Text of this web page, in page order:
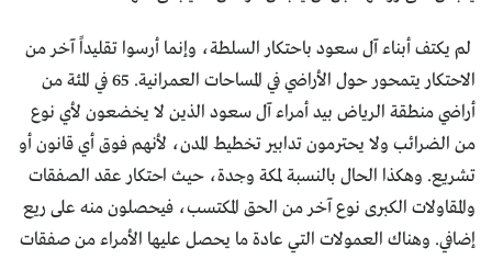
لم يكتف أبناء آل سعود باحتكار السلطة، وإنما أرسوا تقليداً آخر من
الاحتكار يتمحور حول الأراضي في المساحات العمرانية. 65 في المئة من
أراضي منطقة الرياض بيد أمراء آل سعود الذين لا يخضعون لأي نوع
من الضرائب ولا يحترمون تدابير تخطيط المدن، لأنهم فوق أي قانون أو
تشريع. وهكذا الحال بالنسبة لمكة وجدة، حيث احتكار عقد الصفقات
والمقاولات الكبرى نوع آخر من الحق المكتسب، فيحصلون منه على ريع
إضافي. وهناك العمولات التي عادة ما يحصل عليها الأمراء من صفقات